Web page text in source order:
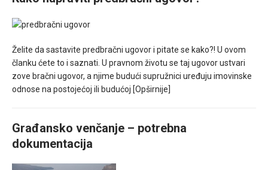
Želite da sastavite predbračni ugovor i pitate se kako?! U ovom
članku ćete to i saznati. U pravnom životu se taj ugovor ustvari
zove bračni ugovor, a njime budući supružnici uređuju imovinske
odnose na postojećoj ili budućoj [Opširnije]
Građansko venčanje – potrebna
dokumentacija